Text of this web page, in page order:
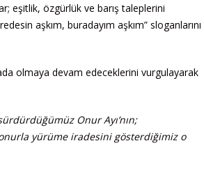
eşitlik, özgürlük ve barış taleplerini
aşkım, buradayım aşkım” sloganlarını
olmaya devam edeceklerini vurgulayarak
Onur Ayı’nın;
yürüme iradesini gösterdiğimiz o